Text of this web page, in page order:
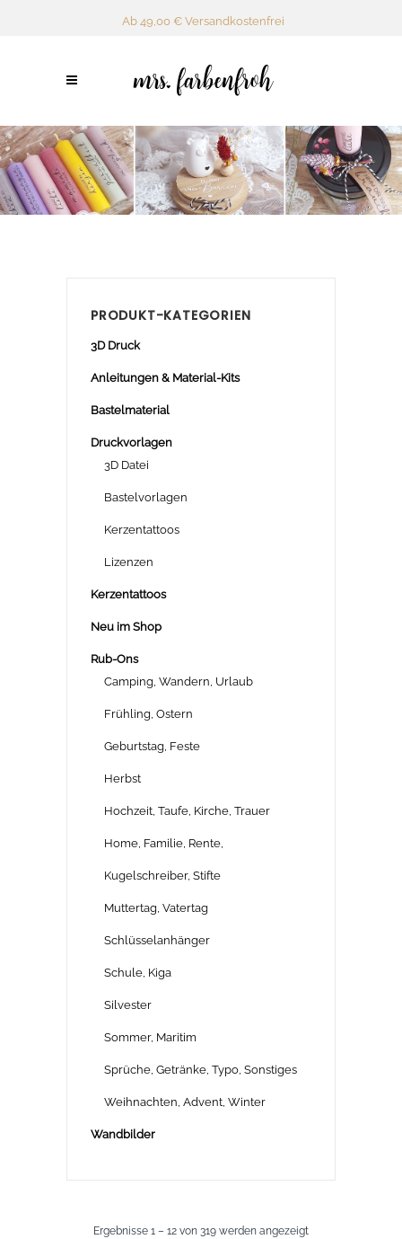
Ab 49,00 € Versandkostenfrei
PRODUKT-KATEGORIEN
3D Druck
Anleitungen & Material-Kits
Bastelmaterial
Druckvorlagen
3D Datei
Bastelvorlagen
Kerzentattoos
Lizenzen
Kerzentattoos
Neu im Shop
Rub-Ons
Camping, Wandern, Urlaub
Frühling, Ostern
Geburtstag, Feste
Herbst
Hochzeit, Taufe, Kirche, Trauer
Home, Familie, Rente,
Kugelschreiber, Stifte
Muttertag, Vatertag
Schlüsselanhänger
Schule, Kiga
Silvester
Sommer, Maritim
Sprüche, Getränke, Typo, Sonstiges
Weihnachten, Advent, Winter
Wandbilder
Ergebnisse 1 – 12 von 319 werden angezeigtNach